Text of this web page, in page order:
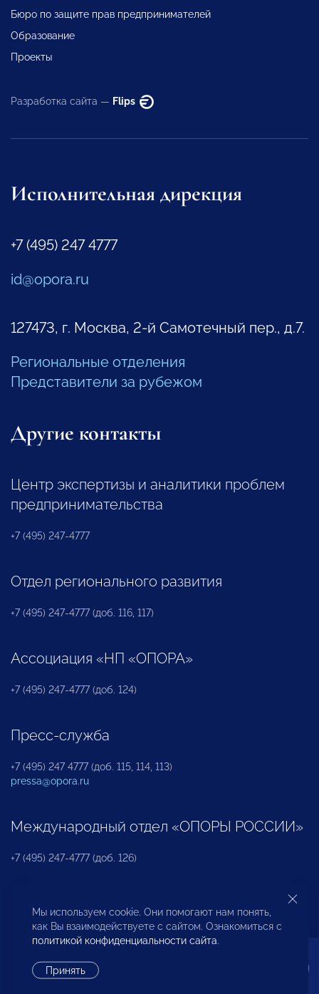
Бюро по защите прав предпринимателей
Образование
Проекты
Разработка сайта — Flips
Исполнительная дирекция
+7 (495) 247 4777
id@opora.ru
127473, г. Москва, 2-й Самотечный пер., д.7.
Региональные отделения
Представители за рубежом
Другие контакты
Центр экспертизы и аналитики проблем
предпринимательства
+7 (495) 247-4777
Отдел регионального развития
+7 (495) 247-4777 (доб. 116, 117)
Ассоциация «НП «ОПОРА»
+7 (495) 247-4777 (доб. 124)
Пресс-служба
+7 (495) 247 4777 (доб. 115, 114, 113)
pressa@opora.ru
Международный отдел «ОПОРЫ РОССИИ»
+7 (495) 247-4777 (доб. 126)
Бюро по защите прав предпринимателей и
инвесторов
Мы используем cookie. Они помогают нам понять,
как Вы взаимодействуете с сайтом. Ознакомиться с
политикой конфиденциальности сайта.
Принять